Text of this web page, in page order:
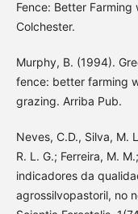
Fence: Better Farming
Colchester.
Murphy, B. (1994).
fence: better farming
grazing. Arriba Pub.
Neves, C.D., Silva, M.
R. L. G.; Ferreira, M.
indicadores da
agrossilvopastoril, no